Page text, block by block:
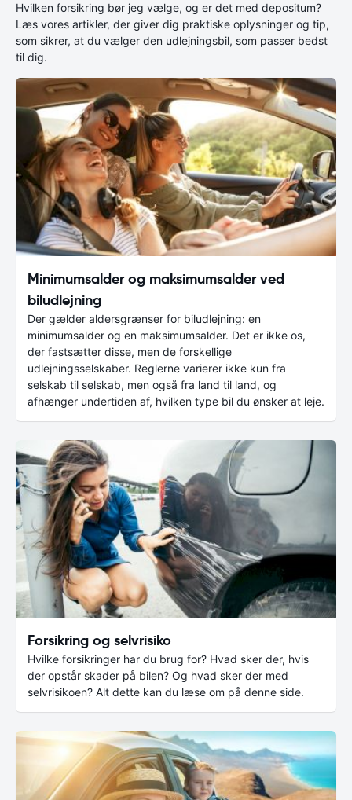
Hvilken forsikring bør jeg vælge, og er det med depositum?
Læs vores artikler, der giver dig praktiske oplysninger og tip,
som sikrer, at du vælger den udlejningsbil, som passer bedst
til dig.
Minimumsalder og maksimumsalder ved
biludlejning
Der gælder aldersgrænser for biludlejning: en
minimumsalder og en maksimumsalder. Det er ikke os,
der fastsætter disse, men de forskellige
udlejningsselskaber. Reglerne varierer ikke kun fra
selskab til selskab, men også fra land til land, og
afhænger undertiden af, hvilken type bil du ønsker at leje.
Forsikring og selvrisiko
Hvilke forsikringer har du brug for? Hvad sker der, hvis
der opstår skader på bilen? Og hvad sker der med
selvrisikoen? Alt dette kan du læse om på denne side.